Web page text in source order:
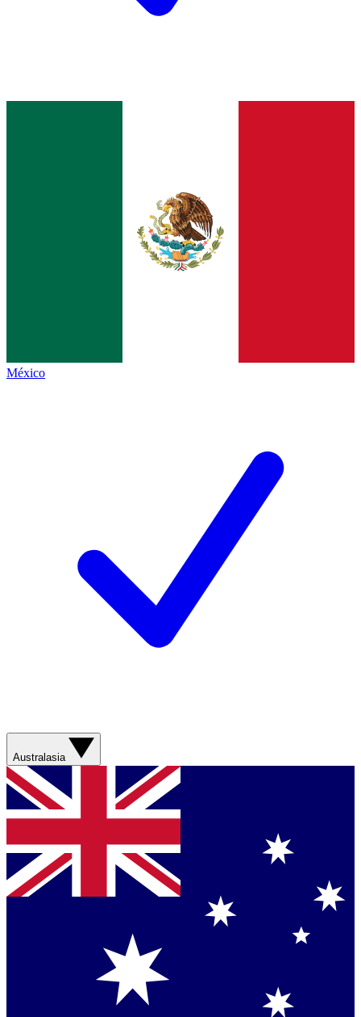
México
Australasia